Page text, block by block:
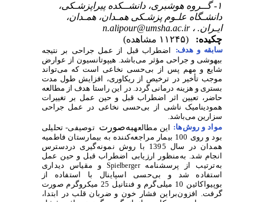
۱- گــروه هوشبری، دانشــکده پیراپزشـکی،
دانشـگاه علـوم ‌پزشـکی همـدان، همـدان،
ایـران. ،n.alipour@umsha.ac.ir
چکیده:
(۱۱۲۴۵ مشاهده)
سابقه و هدف:
اضطراب قبل از عمل جراحی بر نتیجه
بیهوشی و جراحی مؤثر می‌باشد. هیپوتانسیون از عوارض
شایع و مهم پس از بی‌حسی نخاعی است که می‌تواند
موجب تأخیر در ترخیص از ریکاوری، افزایش طول مدت
بستری و هزینه درمانی گردد. در این ‌‌راستا هدف از مطالعه
حاضر، تعیین اثر اضطراب قبل و حین عمل بر تغییرات
همودینامیک ناشی از بی‌حسی نخاعی در عمل جراحی
سزارین می‌باشد.
مواد و روش‌‌ها: این مطالعهبه‌صورت توصیفی- تحلیلی
بود و روی 100 بیمار مراجعه‌کننده به بیمارستان فاطمیه
همدان در سال 1395 با روش نمونه‌گیری دردسترس
انجام شد. به‌منظور ارزیابی اضطراب قبل و حین عمل
به‌ترتیب از پرسشنامهSpielberger و مقیاس دیداری
استفاده شد و بی‌حسی اسپاینال با استفاده از
بوپیواکائین 10 ‌میلی‌گرم و فنتانیل 25 ‌میکروگرم صورت
گرفت. افزون‌براین فشار خون و ضربان قلب در ابتدا،